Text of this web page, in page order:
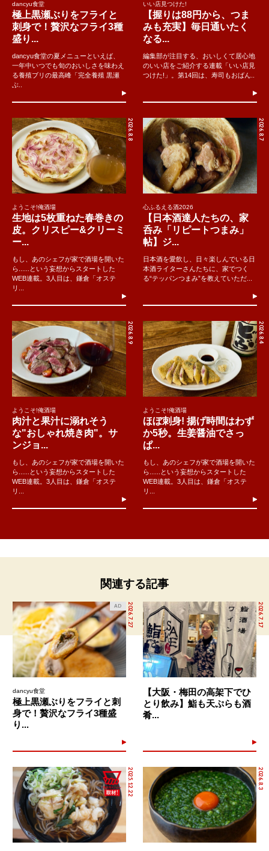
dancyu食堂
極上黒瀬ぶりをフライと
刺身で！贅沢なフライ3種
盛り...
dancyu食堂の夏メニューといえば、
一年中いつでも旬のおいしさを味わえ
る養殖ブリの最高峰「完全養殖 黒瀬
ぶ..
いい店見つけた!
【握りは88円から、つま
みも充実】毎日通いたく
なる...
編集部が注目する、おいしくて居心地
のいい店をご紹介する連載「いい店見
つけた!」。第14回は、寿司もおばん..
2026.8.8
ようこそ!俺酒場
生地は5枚重ねた春巻きの
皮。クリスピー&クリーミ
ー...
もし、あのシェフが家で酒場を開いた
ら......という妄想からスタートした
WEB連載。3人目は、鎌倉「オステ
リ...
2026.8.7
心ふるえる酒2026
【日本酒達人たちの、家
呑み「リピートつまみ」
帖】ジ...
日本酒を愛飲し、日々楽しんでいる日
本酒ライターさんたちに、家でつく
る“テッパンつまみ”を教えていただ...
2026.8.9
ようこそ!俺酒場
肉汁と果汁に溺れそう
な"おしゃれ焼き肉"。サ
ンジョ...
もし、あのシェフが家で酒場を開いた
ら......という妄想からスタートした
WEB連載。3人目は、鎌倉「オステ
リ...
2026.8.4
ようこそ!俺酒場
ほぼ刺身! 揚げ時間はわず
か5秒。生姜醤油でさっ
ぱ...
もし、あのシェフが家で酒場を開いた
ら......という妄想からスタートした
WEB連載。3人目は、鎌倉「オステ
リ...
関連する記事
2026.7.27
AD
dancyu食堂
極上黒瀬ぶりをフライと刺
身で！贅沢なフライ3種盛
り...
2026.7.17
【大阪・梅田の高架下でひ
とり飲み】鮨も天ぷらも酒
肴...
2025.12.22 2026.8.3